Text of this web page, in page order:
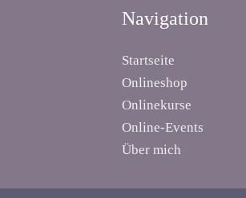
Navigation
Startseite
Onlineshop
Onlinekurse
Online-Events
Über mich